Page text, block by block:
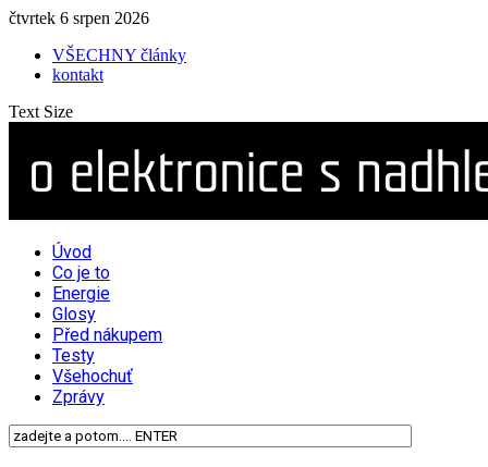
čtvrtek 6 srpen 2026
VŠECHNY články
kontakt
Text Size
Úvod
Co je to
Energie
Glosy
Před nákupem
Testy
Všehochuť
Zprávy